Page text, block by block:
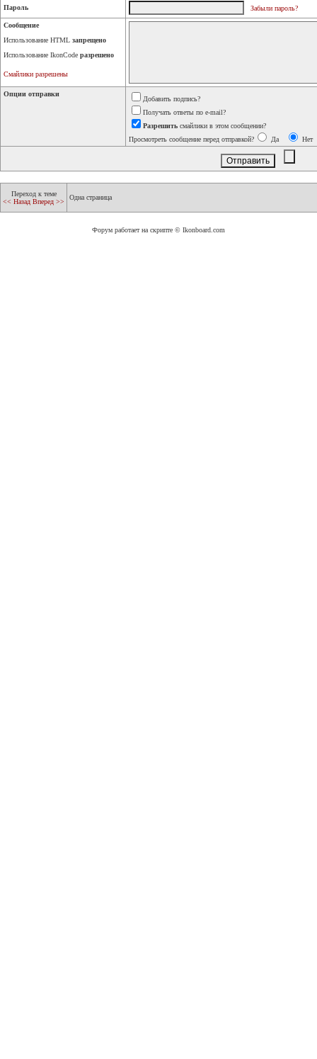
Пароль Забыли пароль?
Сообщение
Использование HTML запрещено
Использование IkonCode разрешено
Смайлики разрешены
Опции отправки
Добавить подпись?
Получать ответы по e-mail?
Разрешить смайлики в этом сообщении?
Просмотреть сообщение перед отправкой?
Да Нет
Переход к теме
<< Назад Вперед >>
Одна страница
Форум работает на скрипте © Ikonboard.com